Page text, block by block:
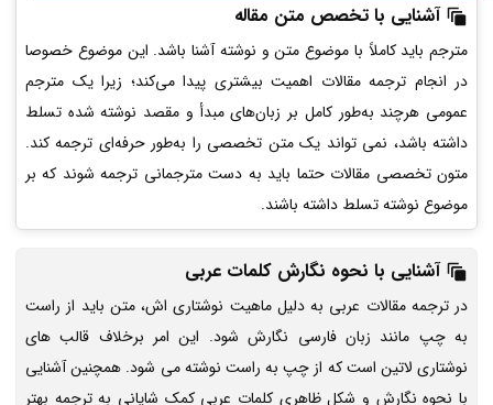
آشنایی با تخصص متن مقاله
مترجم باید کاملاً با موضوع متن و نوشته آشنا باشد. این موضوع خصوصا
در انجام ترجمه مقالات اهمیت بیشتری پیدا می‌کند؛ زیرا یک مترجم
عمومی هرچند به‌طور کامل بر زبان‌های مبدأ و مقصد نوشته شده تسلط
داشته باشد، نمی تواند یک متن تخصصی را به‌طور حرفه‌ای ترجمه کند.
متون تخصصی مقالات حتما باید به دست مترجمانی ترجمه شوند که بر
موضوع نوشته تسلط داشته باشند.
آشنایی با نحوه نگارش کلمات عربی
در ترجمه مقالات عربی به دلیل ماهیت نوشتاری اش، متن باید از راست
به چپ مانند زبان فارسی نگارش شود. این امر برخلاف قالب های
نوشتاری لاتین است که از چپ به راست نوشته می شود. همچنین آشنایی
با نحوه نگارش و شکل ظاهری کلمات عربی کمک شایانی به ترجمه بهتر